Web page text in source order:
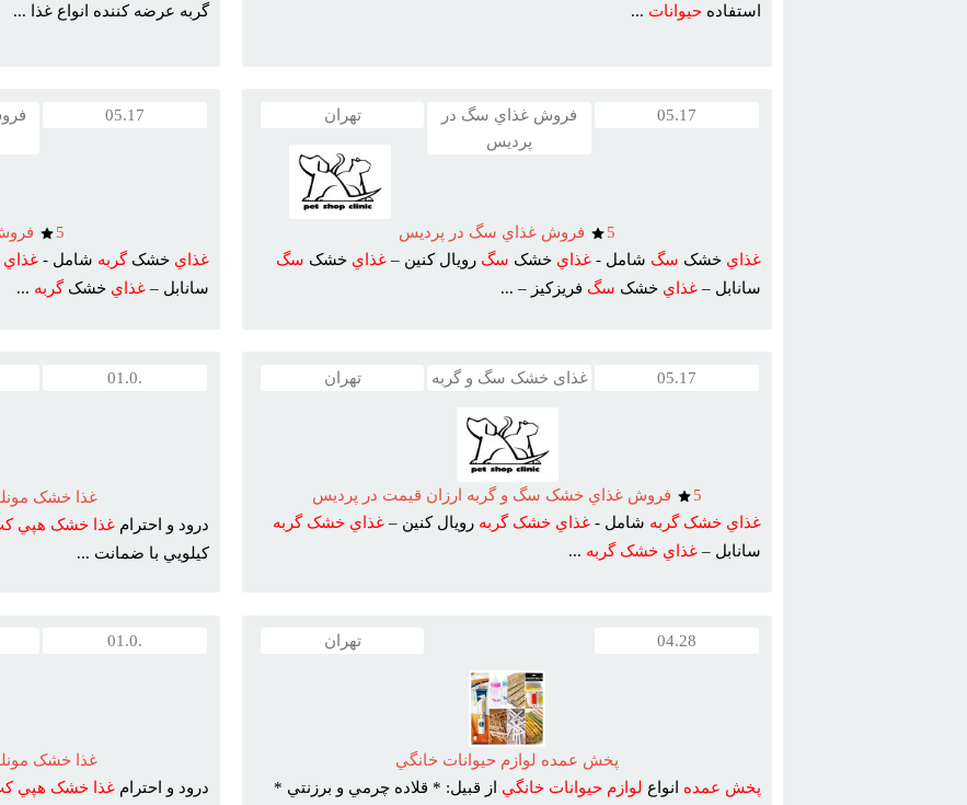
استفادهحيوانات ...
گربه عرضه کننده انواع غذا ...
05.17
فروش غذاي سگ در
پرديس
تهران
5
فروش غذاي سگ در پرديس
غذاي خشک سگ شامل -غذاي خشک سگ رويال کنين –غذاي خشک سگ
سانابل –غذاي خشک سگ فريزکيز – ...
05.17
5
غذاي خشکگربه شامل -غذاي
سانابل –غذاي خشکگربه ...
05.17 غذای خشک سگ و گربه تهران
5
فروش غذاي خشک سگ و گربه ارزان قيمت در پرديس
غذاي خشک گربه شامل -غذاي خشک گربه رويال کنين –غذاي خشک گربه
سانابل –غذاي خشک گربه ...
.01.0
غذا خشک
درود و احترامغذا خشک هپي
کيلويي با ضمانت ...
04.28 تهران
پخش عمده لوازم حيوانات خانگي
پخش عمده انواع لوازم حيوانات خانگي از قبيل: * قلاده چرمي و برزنتي *
.01.0
غذا خشک
درود و احترامغذا خشک هپي